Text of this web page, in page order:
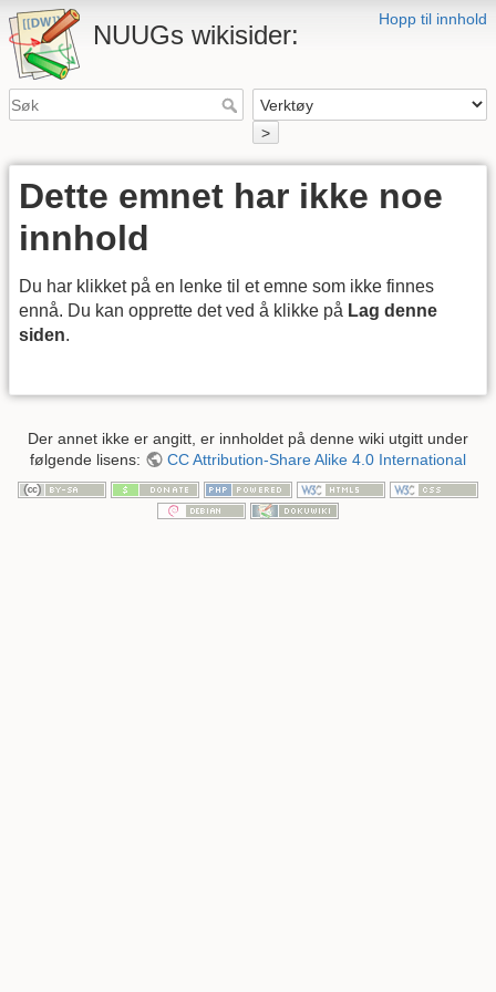
Hopp til innhold
NUUGs wikisider:
>
Dette emnet har ikke noe
innhold
Du har klikket på en lenke til et emne som ikke finnes
ennå. Du kan opprette det ved å klikke på Lag denne
siden.
Der annet ikke er angitt, er innholdet på denne wiki utgitt under
følgende lisens:
CC Attribution-Share Alike 4.0 International